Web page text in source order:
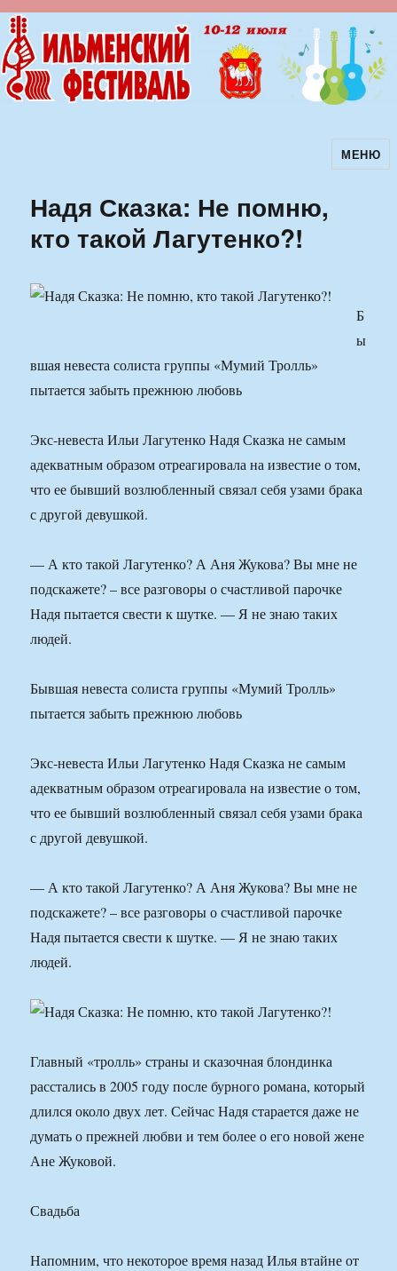
Ильменский фестиваль авторскойМЕНЮ
Надя Сказка: Не помню,
кто такой Лагутенко?!
Б
ы
вшая невеста солиста группы «Мумий Тролль»
пытается забыть прежнюю любовь
Экс-невеста Ильи Лагутенко Надя Сказка не самым
адекватным образом отреагировала на известие о том,
что ее бывший возлюбленный связал себя узами брака
с другой девушкой.
— А кто такой Лагутенко? А Аня Жукова? Вы мне не
подскажете? – все разговоры о счастливой парочке
Надя пытается свести к шутке. — Я не знаю таких
людей.
Бывшая невеста солиста группы «Мумий Тролль»
пытается забыть прежнюю любовь
Экс-невеста Ильи Лагутенко Надя Сказка не самым
адекватным образом отреагировала на известие о том,
что ее бывший возлюбленный связал себя узами брака
с другой девушкой.
— А кто такой Лагутенко? А Аня Жукова? Вы мне не
подскажете? – все разговоры о счастливой парочке
Надя пытается свести к шутке. — Я не знаю таких
людей.
Главный «тролль» страны и сказочная блондинка
расстались в 2005 году после бурного романа, который
длился около двух лет. Сейчас Надя старается даже не
думать о прежней любви и тем более о его новой жене
Ане Жуковой.
Свадьба
Напомним, что некоторое время назад Илья втайне от